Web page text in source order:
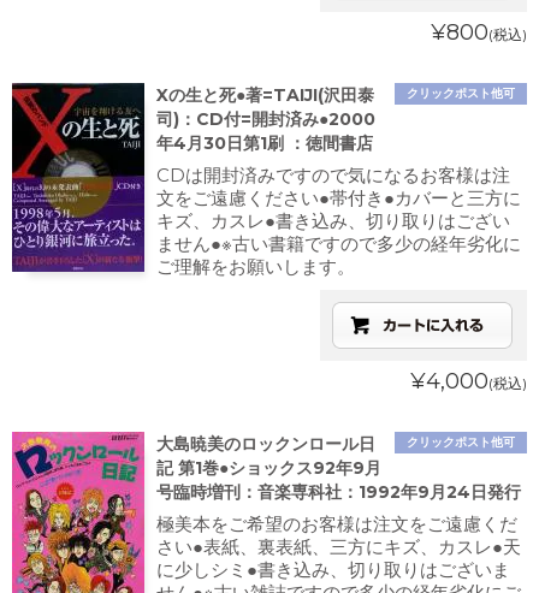
¥800(税込)
クリックポスト他可
Xの生と死●著=TAIJI(沢田泰
司)：CD付=開封済み●2000
年4月30日第1刷 ：徳間書店
CDは開封済みですので気になるお客様は注
文をご遠慮ください●帯付き●カバーと三方に
キズ、カスレ●書き込み、切り取りはござい
ません●※古い書籍ですので多少の経年劣化に
ご理解をお願いします。
¥4,000(税込)
クリックポスト他可
大島暁美のロックンロール日
記 第1巻●ショックス92年9月
号臨時増刊：音楽専科社：1992年9月24日発行
極美本をご希望のお客様は注文をご遠慮くだ
さい●表紙、裏表紙、三方にキズ、カスレ●天
に少しシミ●書き込み、切り取りはございま